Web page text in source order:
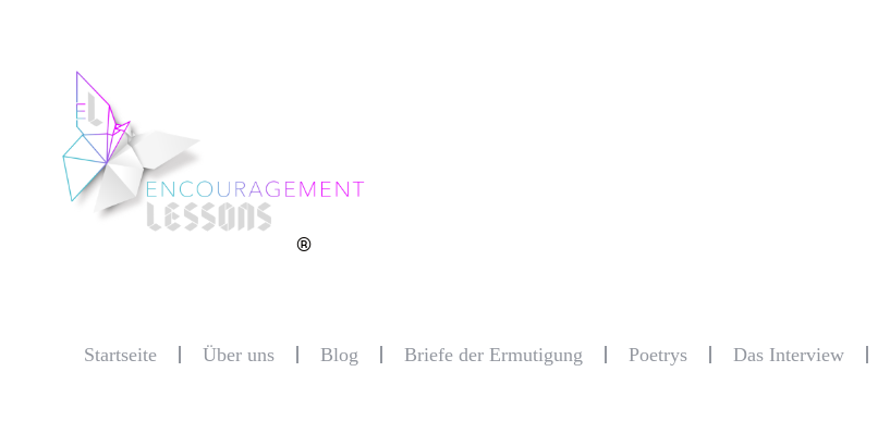
®
Startseite Über uns Blog Briefe der Ermutigung Poetrys Das Interview